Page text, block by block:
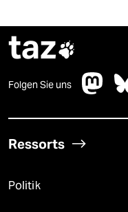
taz
Folgen Sie uns
Ressorts
Politik